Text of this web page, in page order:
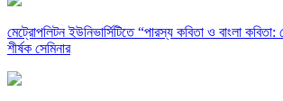
মেট্রোপলিটন ইউনিভার্সিটিতে “পারস্য কবিতা ও বাংলা
শীর্ষক সেমিনার